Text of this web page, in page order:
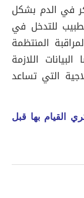
في الدم بشكل
للتدخل في
المنتظمة
اللازمة
التي تساعد
القيام بها قبل